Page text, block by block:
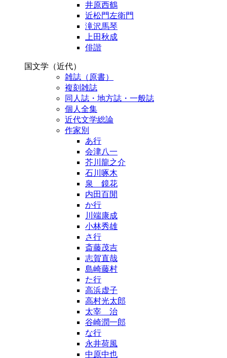
井原西鶴
近松門左衛門
滝沢馬琴
上田秋成
俳諧
国文学（近代）
雑誌（原書）
複刻雑誌
同人誌・地方誌・一般誌
個人全集
近代文学総論
作家別
あ行
会津八一
芥川龍之介
石川啄木
泉 鏡花
内田百閒
か行
川端康成
小林秀雄
さ行
斎藤茂吉
志賀直哉
島崎藤村
た行
高浜虚子
高村光太郎
太宰 治
谷崎潤一郎
な行
永井荷風
中原中也